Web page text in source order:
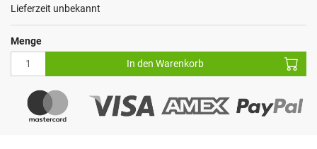
Lieferzeit unbekannt
Menge
In den Warenkorb